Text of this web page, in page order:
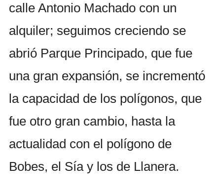
calle Antonio Machado con un
alquiler; seguimos creciendo se
abrió Parque Principado, que fue
una gran expansión, se incrementó
la capacidad de los polígonos, que
fue otro gran cambio, hasta la
actualidad con el polígono de
Bobes, el Sía y los de Llanera.